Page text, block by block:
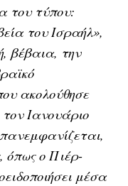
του τύπου:
του Ισραήλ»,
βέβαια, την
ακολούθησε
Ιανουάριο
όπως ο Πιέρ-
μέσα